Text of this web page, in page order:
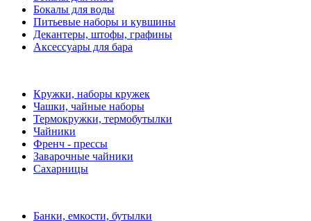
Бокалы для воды
Питьевые наборы и кувшины
Декантеры, штофы, графины
Аксессуары для бара
Кружки, наборы кружек
Чашки, чайные наборы
Термокружки, термобутылки
Чайники
Френч - прессы
Заварочные чайники
Сахарницы
Банки, емкости, бутылки